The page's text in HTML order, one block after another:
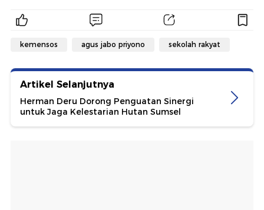
kemensos agus jabo priyono sekolah rakyat
Artikel Selanjutnya
Herman Deru Dorong Penguatan Sinergi
untuk Jaga Kelestarian Hutan Sumsel